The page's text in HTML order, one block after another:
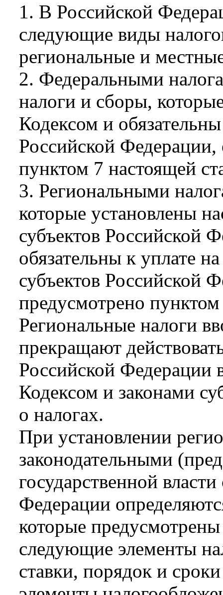
1. В Российской
следующие виды
региональные и
2. Федеральными
налоги и сборы,
Кодексом и
Российской Федерации,
пунктом 7 настоящей
3. Региональными
которые установлены
субъектов Российской
обязательны к уплате
субъектов Российской
предусмотрено
Региональные налоги
прекращают
Российской Федерации
Кодексом и законами
о налогах.
При установлении
законодательными
государственной
Федерации
которые
следующие элементы
ставки, порядок и